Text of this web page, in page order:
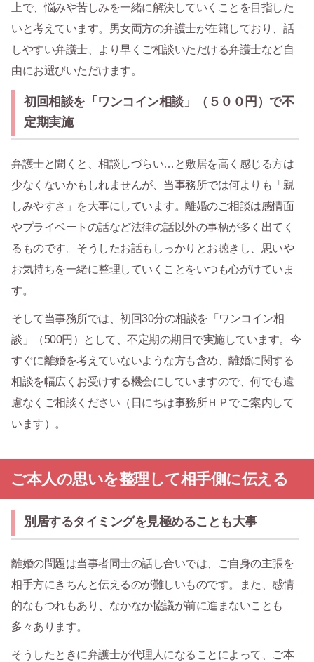
上で、悩みや苦しみを一緒に解決していくことを目指した
いと考えています。男女両方の弁護士が在籍しており、話
しやすい弁護士、より早くご相談いただける弁護士など自
由にお選びいただけます。
初回相談を「ワンコイン相談」（５００円）で不
定期実施
弁護士と聞くと、相談しづらい…と敷居を高く感じる方は
少なくないかもしれませんが、当事務所では何よりも「親
しみやすさ」を大事にしています。離婚のご相談は感情面
やプライベートの話など法律の話以外の事柄が多く出てく
るものです。そうしたお話もしっかりとお聴きし、思いや
お気持ちを一緒に整理していくことをいつも心がけていま
す。
そして当事務所では、初回30分の相談を「ワンコイン相
談」（500円）として、不定期の期日で実施しています。今
すぐに離婚を考えていないような方も含め、離婚に関する
相談を幅広くお受けする機会にしていますので、何でも遠
慮なくご相談ください（日にちは事務所ＨＰでご案内して
います）。
ご本人の思いを整理して相手側に伝える
別居するタイミングを見極めることも大事
離婚の問題は当事者同士の話し合いでは、ご自身の主張を
相手方にきちんと伝えるのが難しいものです。また、感情
的なもつれもあり、なかなか協議が前に進まないことも
多々あります。
そうしたときに弁護士が代理人になることによって、ご本